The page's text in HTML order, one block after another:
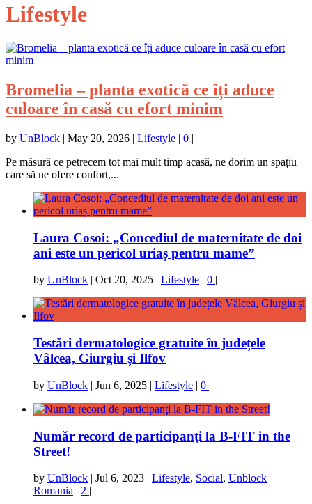
Lifestyle
Bromelia – planta exotică ce îți aduce
culoare în casă cu efort minim
by UnBlock | May 20, 2026 | Lifestyle | 0 |
Pe măsură ce petrecem tot mai mult timp acasă, ne dorim un spațiu
care să ne ofere confort,...
Laura Cosoi: „Concediul de maternitate de doi
ani este un pericol uriaș pentru mame”
by UnBlock | Oct 20, 2025 | Lifestyle | 0 |
Testări dermatologice gratuite în județele
Vâlcea, Giurgiu și Ilfov
by UnBlock | Jun 6, 2025 | Lifestyle | 0 |
Număr record de participanţi la B-FIT in the
Street!
by UnBlock | Jul 6, 2023 | Lifestyle, Social, Unblock
Romania | 2 |